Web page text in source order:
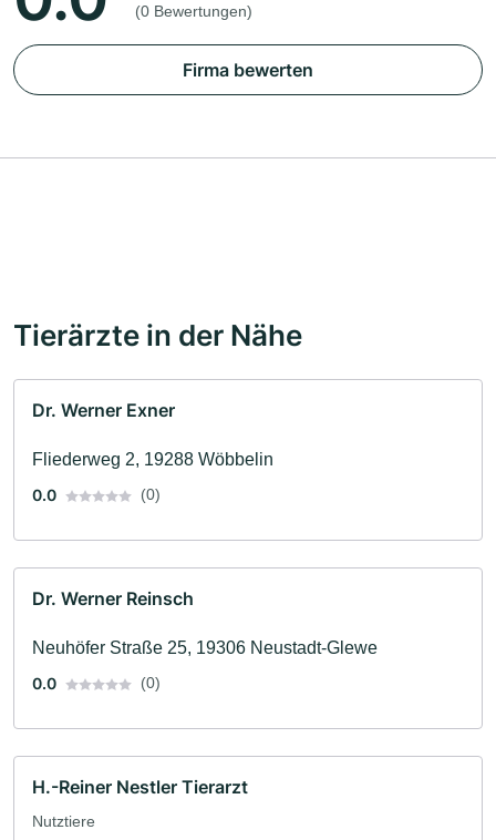
(0 Bewertungen)
Firma bewerten
Tierärzte in der Nähe
Dr. Werner Exner
Fliederweg 2, 19288 Wöbbelin
0.0
(0)
Dr. Werner Reinsch
Neuhöfer Straße 25, 19306 Neustadt-Glewe
0.0
(0)
H.-Reiner Nestler Tierarzt
Nutztiere